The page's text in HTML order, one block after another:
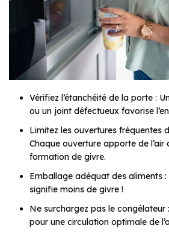
Vérifiez l’étanchéité de la porte :
ou un joint défectueux favorise
Limitez les ouvertures fréquentes
Chaque ouverture apporte de
formation de givre.
Emballage adéquat des aliments :
signifie moins de givre !
Ne surchargez pas le congélateur
pour une circulation optimale de